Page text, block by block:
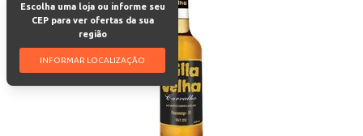
Escolha uma loja ou informe seu
CEP para ver ofertas da sua
região
INFORMAR LOCALIZAÇÃO